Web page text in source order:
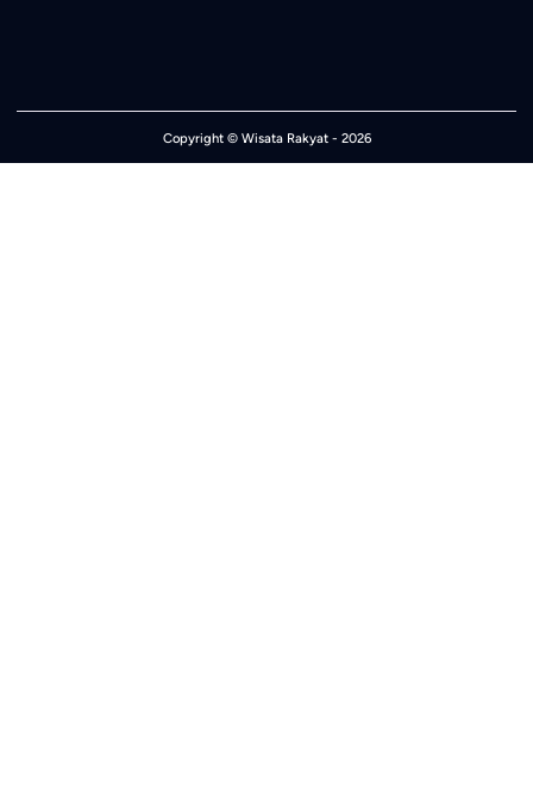
Copyright © Wisata Rakyat- 2026